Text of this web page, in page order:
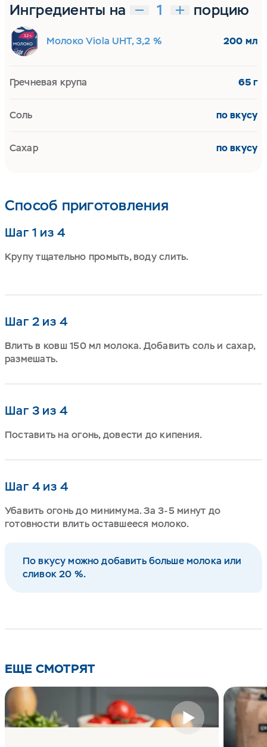
Способ приготовления
Шаг 1 из 4
Крупу тщательно промыть, воду слить.
Шаг 2 из 4
Влить в ковш 150 мл молока. Добавить соль и сахар,
размешать.
Шаг 3 из 4
Поставить на огонь, довести до кипения.
Шаг 4 из 4
Убавить огонь до минимума. За 3-5 минут до
готовности влить оставшееся молоко.
По вкусу можно добавить больше молока или
сливок 20 %.
Ингредиенты на порцию
Молоко Viola UHT, 3,2 % 200 мл
Гречневая крупа 65 г
Соль по вкусу
Сахар по вкусу
ЕЩЕ СМОТРЯТ